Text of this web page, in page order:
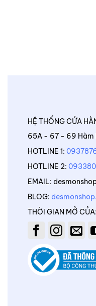
HỆ THỐNG CỬA
65A - 67 - 69 Hàm
HOTLINE 1:
HOTLINE 2:
EMAIL:
BLOG:
THỜI GIAN MỞ